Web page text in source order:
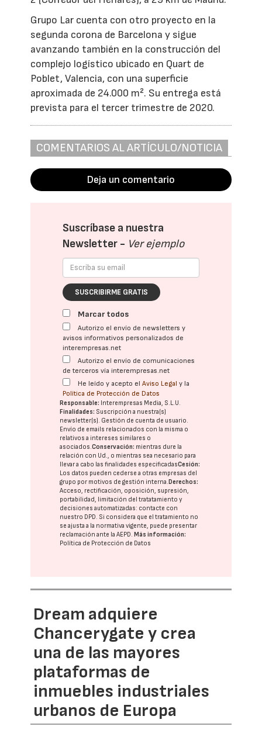
Grupo Lar cuenta con otro proyecto en la
segunda corona de Barcelona y sigue
avanzando también en la construcción del
complejo logístico ubicado en Quart de
Poblet, Valencia, con una superficie
aproximada de 24.000 m². Su entrega está
prevista para el tercer trimestre de 2020.
COMENTARIOS AL ARTÍCULO/NOTICIA
Deja un comentario
Suscríbase a nuestra
Newsletter - Ver ejemplo
SUSCRIBIRME GRATIS
Marcar todos
Autorizo el envío de newsletters y
avisos informativos personalizados de
interempresas.net
Autorizo el envío de comunicaciones
de terceros vía interempresas.net
He leído y acepto elAviso Legal y la
Política de Protección de Datos
Responsable: Interempresas Media, S.L.U.
Finalidades: Suscripción a nuestra(s)
newsletter(s). Gestión de cuenta de usuario.
Envío de emails relacionados con la misma o
relativos a intereses similares o
asociados.Conservación: mientras dure la
relación con Ud., o mientras sea necesario para
llevar a cabo las finalidades especificadasCesión:
Los datos pueden cederse a otras empresas del
grupo por motivos de gestión interna.Derechos:
Acceso, rectificación, oposición, supresión,
portabilidad, limitación del tratatamiento y
decisiones automatizadas: contacte con
nuestro DPD. Si considera que el tratamiento no
se ajusta a la normativa vigente, puede presentar
reclamación ante laAEPD.Más información:
Política de Protección de Datos
Dream adquiere
Chancerygate y crea
una de las mayores
plataformas de
inmuebles industriales
urbanos de Europa